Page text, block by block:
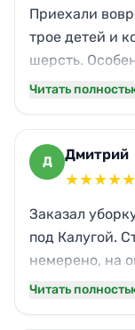
Приехали
трое детей и
шерсть.
вытяжки и
Спасибо,
Читать
Д Дмитрий
★★★★★
Заказал
под Калугой.
немерено, на
бригада, всё
Читать